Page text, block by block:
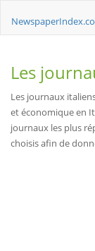
Les
Les journaux
et économique en
journaux les plus
choisis afin de